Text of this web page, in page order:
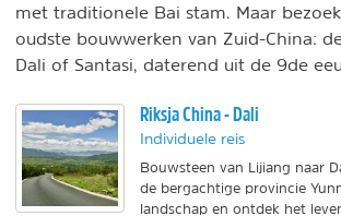
met traditionele Bai stam. Maar
oudste bouwwerken van Zuid-China:
Dali of Santasi, daterend uit de 9de
Riksja China - Dali
Individuele reis
Bouwsteen van Lijiang naar
de bergachtige provincie
landschap en ontdek het